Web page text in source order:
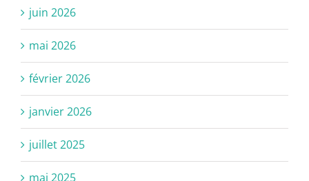
juin 2026
mai 2026
février 2026
janvier 2026
juillet 2025
mai 2025